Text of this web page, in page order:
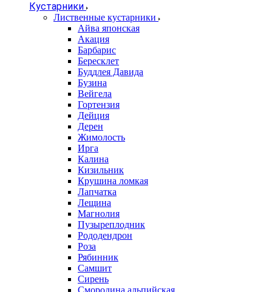
Кустарники
Лиственные кустарники
Айва японская
Акация
Барбарис
Бересклет
Буддлея Давида
Бузина
Вейгела
Гортензия
Дейция
Дерен
Жимолость
Ирга
Калина
Кизильник
Крушина ломкая
Лапчатка
Лещина
Магнолия
Пузыреплодник
Рододендрон
Роза
Рябинник
Самшит
Сирень
Смородина альпийская